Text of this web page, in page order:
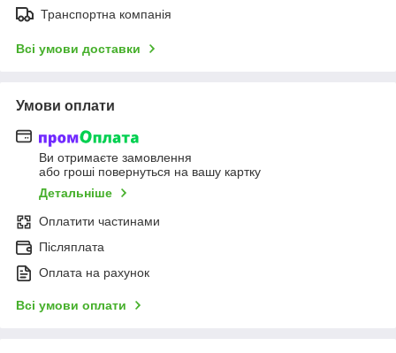
Транспортна компанія
Всі умови доставки
Умови оплати
Ви отримаєте замовлення
або гроші повернуться на вашу картку
Детальніше
Оплатити частинами
Післяплата
Оплата на рахунок
Всі умови оплати